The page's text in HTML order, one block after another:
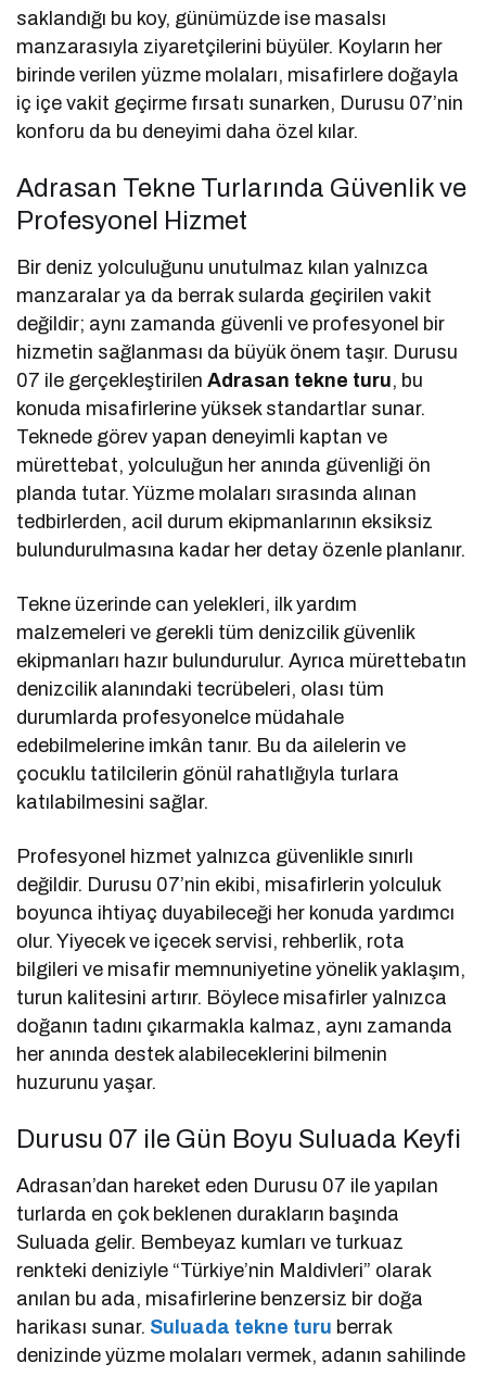
saklandığı bu koy, günümüzde ise masalsı
manzarasıyla ziyaretçilerini büyüler. Koyların her
birinde verilen yüzme molaları, misafirlere doğayla
iç içe vakit geçirme fırsatı sunarken, Durusu 07’nin
konforu da bu deneyimi daha özel kılar.
Adrasan Tekne Turlarında Güvenlik ve
Profesyonel Hizmet
Bir deniz yolculuğunu unutulmaz kılan yalnızca
manzaralar ya da berrak sularda geçirilen vakit
değildir; aynı zamanda güvenli ve profesyonel bir
hizmetin sağlanması da büyük önem taşır. Durusu
07 ile gerçekleştirilenAdrasan tekne turu, bu
konuda misafirlerine yüksek standartlar sunar.
Teknede görev yapan deneyimli kaptan ve
mürettebat, yolculuğun her anında güvenliği ön
planda tutar. Yüzme molaları sırasında alınan
tedbirlerden, acil durum ekipmanlarının eksiksiz
bulundurulmasına kadar her detay özenle planlanır.
Tekne üzerinde can yelekleri, ilk yardım
malzemeleri ve gerekli tüm denizcilik güvenlik
ekipmanları hazır bulundurulur. Ayrıca mürettebatın
denizcilik alanındaki tecrübeleri, olası tüm
durumlarda profesyonelce müdahale
edebilmelerine imkân tanır. Bu da ailelerin ve
çocuklu tatilcilerin gönül rahatlığıyla turlara
katılabilmesini sağlar.
Profesyonel hizmet yalnızca güvenlikle sınırlı
değildir. Durusu 07’nin ekibi, misafirlerin yolculuk
boyunca ihtiyaç duyabileceği her konuda yardımcı
olur. Yiyecek ve içecek servisi, rehberlik, rota
bilgileri ve misafir memnuniyetine yönelik yaklaşım,
turun kalitesini artırır. Böylece misafirler yalnızca
doğanın tadını çıkarmakla kalmaz, aynı zamanda
her anında destek alabileceklerini bilmenin
huzurunu yaşar.
Durusu 07 ile Gün Boyu Suluada Keyfi
Adrasan’dan hareket eden Durusu 07 ile yapılan
turlarda en çok beklenen durakların başında
Suluada gelir. Bembeyaz kumları ve turkuaz
renkteki deniziyle “Türkiye’nin Maldivleri” olarak
anılan bu ada, misafirlerine benzersiz bir doğa
harikası sunar. Suluada tekne turu berrak
denizinde yüzme molaları vermek, adanın sahilinde